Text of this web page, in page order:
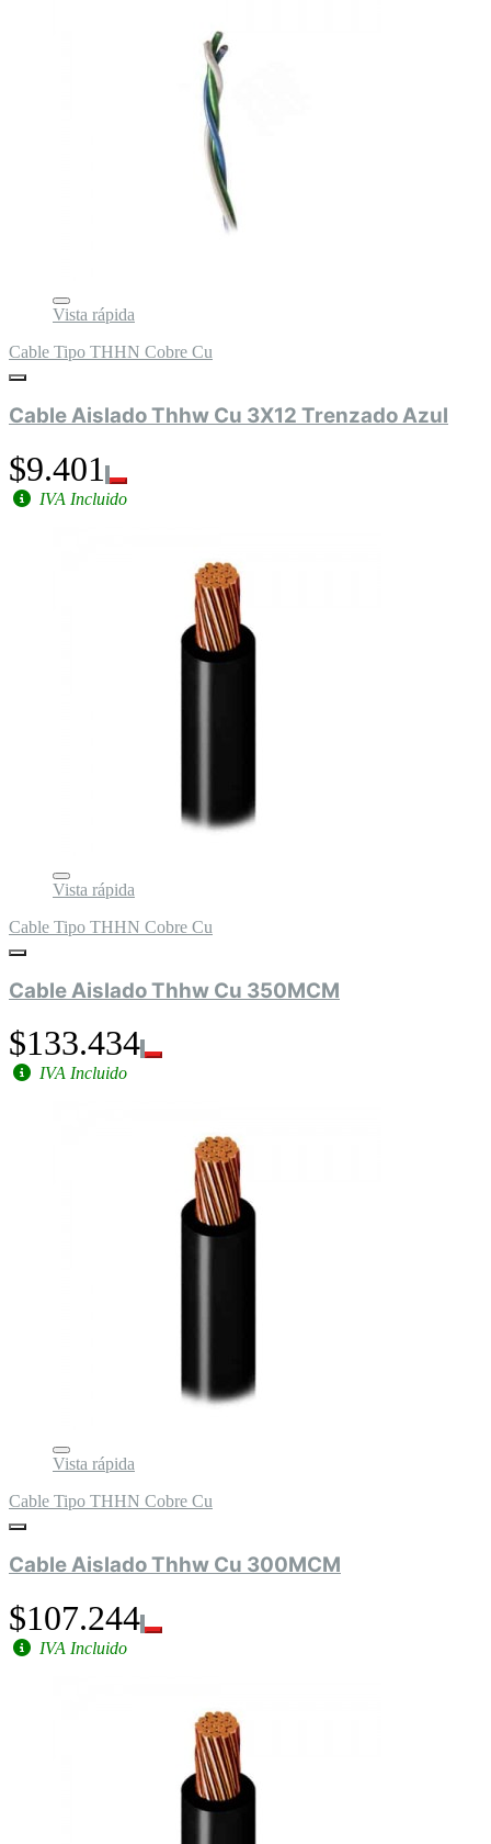
Vista rápida
Cable Tipo THHN Cobre Cu
Cable Aislado Thhw Cu 3X12 Trenzado Azul
$9.401
IVA Incluido
Vista rápida
Cable Tipo THHN Cobre Cu
Cable Aislado Thhw Cu 350MCM
$133.434
IVA Incluido
Vista rápida
Cable Tipo THHN Cobre Cu
Cable Aislado Thhw Cu 300MCM
$107.244
IVA Incluido